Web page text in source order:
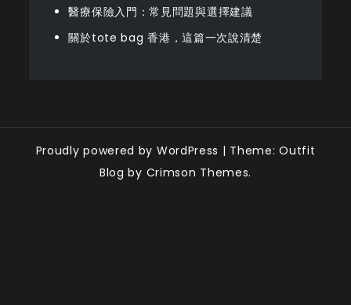
醫療保險入門：常見問題與選擇建議
關於tote bag 香港，這篇一次說清楚
Proudly powered by WordPress | Theme: Outfit
Blog by Crimson Themes.